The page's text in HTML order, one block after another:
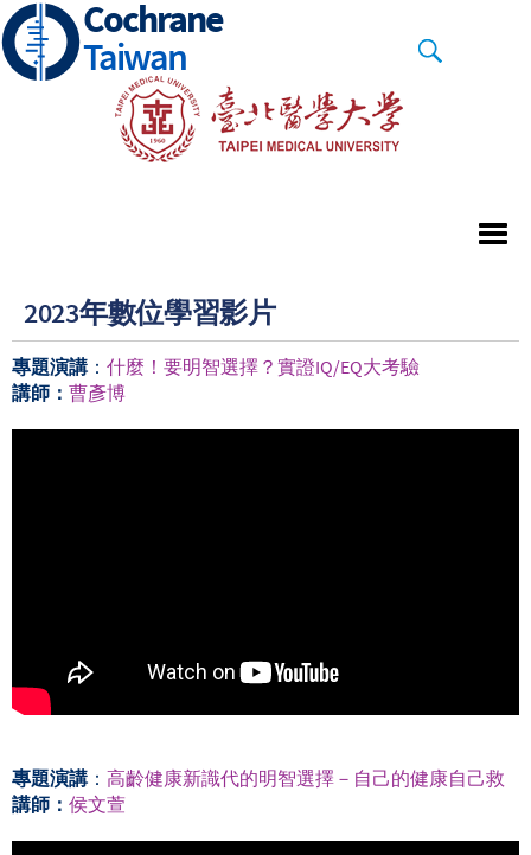
Skip
to
main
Cochrane
Taiwan
2023年數位學習影片
專題演講 ： 什麼！要明智選擇？實證IQ/EQ大考驗
講師： 曹彥博
專題演講 ： 高齡健康新識代的明智選擇－自己的健康自己救
講師： 侯文萱